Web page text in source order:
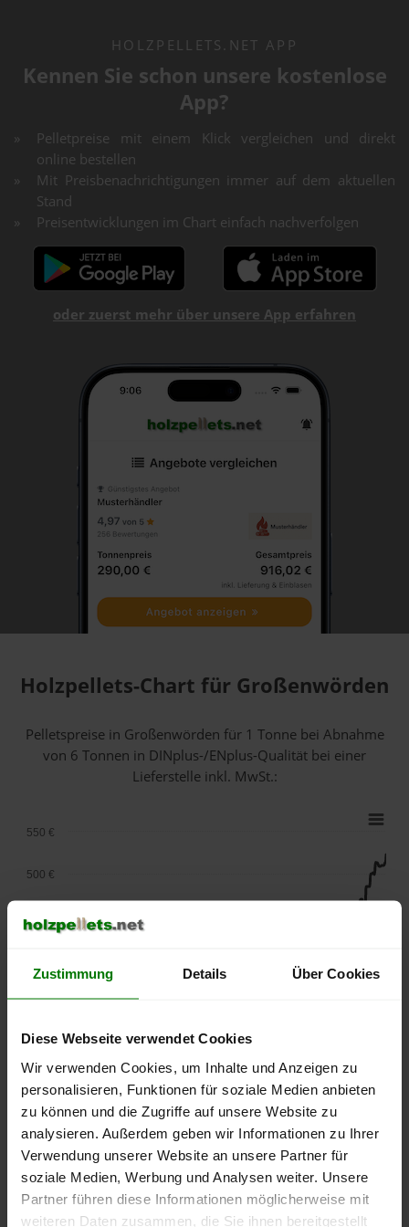
Zustimmung Details Über Cookies
Diese Webseite verwendet Cookies
Wir verwenden Cookies, um Inhalte und Anzeigen zu
personalisieren, Funktionen für soziale Medien anbieten
zu können und die Zugriffe auf unsere Website zu
analysieren. Außerdem geben wir Informationen zu Ihrer
Verwendung unserer Website an unsere Partner für
soziale Medien, Werbung und Analysen weiter. Unsere
Partner führen diese Informationen möglicherweise mit
weiteren Daten zusammen, die Sie ihnen bereitgestellt
HOLZPELLETS.NET APP
Kennen Sie schon unsere kostenlose
App?
Pelletpreise mit einem Klick vergleichen und direkt
online bestellen
Mit Preisbenachrichtigungen immer auf dem aktuellen
Stand
Preisentwicklungen im Chart einfach nachverfolgen
oder zuerst mehr über unsere App erfahren
Holzpellets-Chart für Großenwörden
Pelletspreise in Großenwörden für 1 Tonne bei Abnahme
von 6 Tonnen in DINplus-/ENplus-Qualität bei einer
Lieferstelle inkl. MwSt.:
lose Ware Sackware
September
2025
Januar
2026
Mai
2026
300 €
350 €
450 €
500 €
550 €
Die aktuelle Preisentwicklung für Holzpellets in Deutschland
können Sie jederzeit auf unsererPelletspreise-Seite
nachvollziehen.